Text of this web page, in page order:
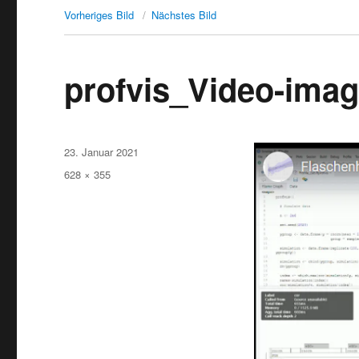
Vorheriges Bild Nächstes Bild
profvis_Video-
Veröffentlicht
am
23. Januar 2021
Originalgröße
628 × 355